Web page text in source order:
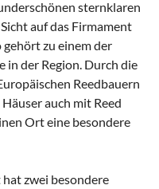
sternklaren
auf das Firmament
zu einem der
in der Region. Durch die
Reedbauern
auch mit Reed
Ort eine besondere
zwei besondere